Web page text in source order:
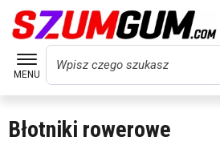
MENU
Wyszukaj
Błotniki rowerowe